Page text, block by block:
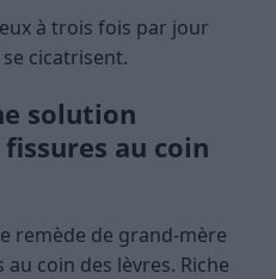
à trois fois par jour
se cicatrisent.
solution
au coin
remède de grand-mère
coin des lèvres. Riche